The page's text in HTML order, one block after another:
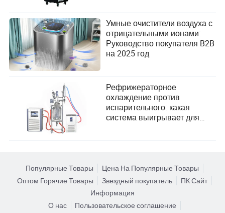
Умные очистители воздуха с
отрицательными ионами:
Руководство покупателя B2B
на 2025 год
Рефрижераторное
охлаждение против
испарительного: какая
система выигрывает для
Популярные Товары
Цена На Популярные Товары
Оптом Горячие Товары
Звездный покупатель
ПК Сайт
Информация
О нас
Пользовательское соглашение